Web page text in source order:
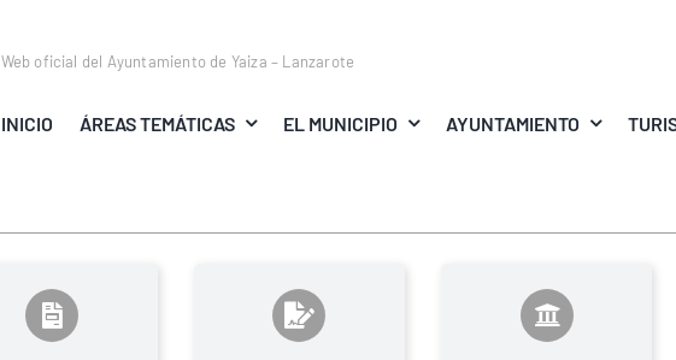
Web oficial del Ayuntamiento de Yaiza – Lanzarote
INICIO ÁREAS TEMÁTICAS EL MUNICIPIO AYUNTAMIENTO